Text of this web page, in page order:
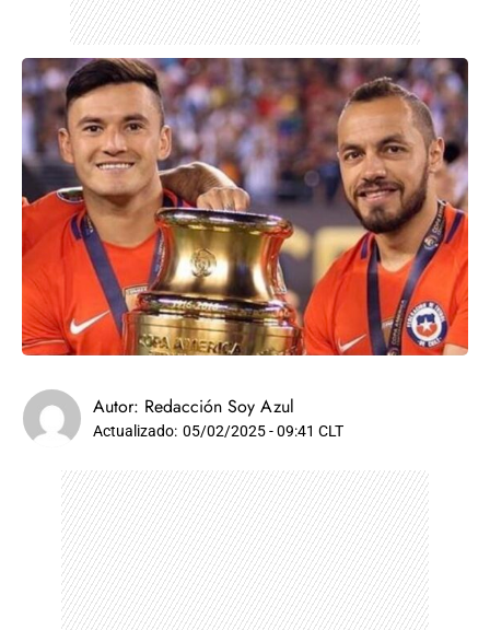
Autor: Redacción Soy Azul
Actualizado: 05/02/2025 - 09:41 CLT